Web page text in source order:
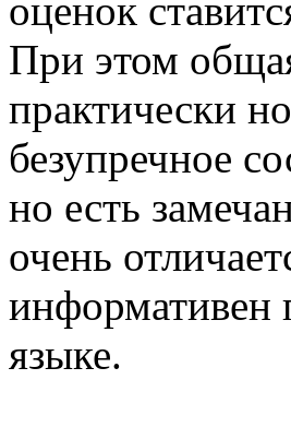
оценок
При этом
практически
безупречное
но есть
очень
информативен
языке.